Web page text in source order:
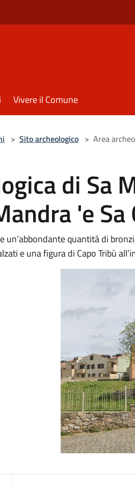
Vivere il Comune
> Sito archeologico > Area
di Sa
'e Sa
un’abbondante quantità di
e una figura di Capo Tribù